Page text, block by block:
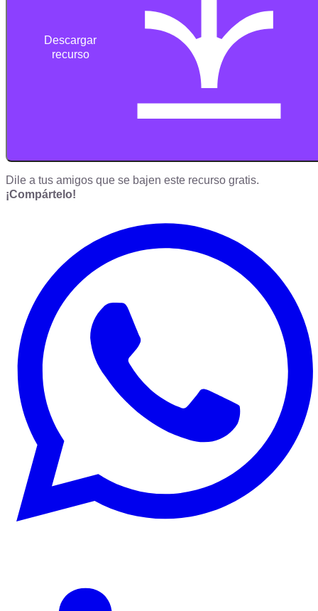
Descargar
recurso
Dile a tus amigos que se bajen este recurso gratis.
¡Compártelo!